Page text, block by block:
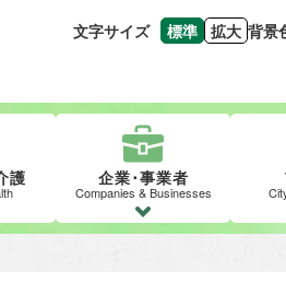
文字サイズ 標準
文字の大きさを
拡大
文字を大き
背景
護 企業･事業者
Companies & Businesses